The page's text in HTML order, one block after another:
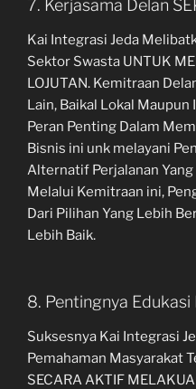
7. Kerjasama Delan
Kai Integrasi Jeda
Sektor Swasta UNTUK
LOJUTAN. Kemitraan
Lain, Baikal Lokal
Peran Penting Dalam
Bisnis ini unk melayani
Alternatif Perjalanan
Melalui Kemitraan ini,
Dari Pilihan Yang Lebih
Lebih Baik.
8. Pentingnya Edukasi
Suksesnya Kai Integrasi
Pemahaman Masyarakat
SECARA AKTIF